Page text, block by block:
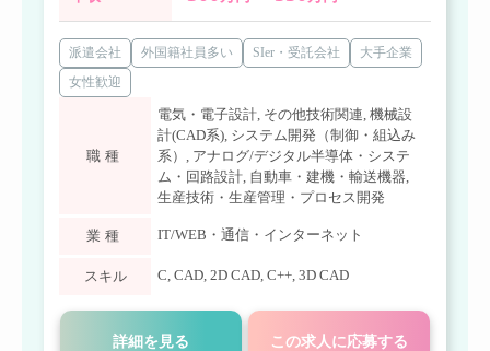
派遣会社 外国籍社員多い SIer・受託会社
大手企業
女性歓迎
職種
電気・電子設計, その他技術関連, 機械設
計(CAD系), システム開発（制御・組込み
系） , アナログ/デジタル半導体・システ
ム・回路設計, 自動車・建機・輸送機器,
生産技術・生産管理・プロセス開発
業種 IT/WEB・通信・インターネット
スキル C, CAD, 2D CAD, C++, 3D CAD
詳細を見る この求人に応募する